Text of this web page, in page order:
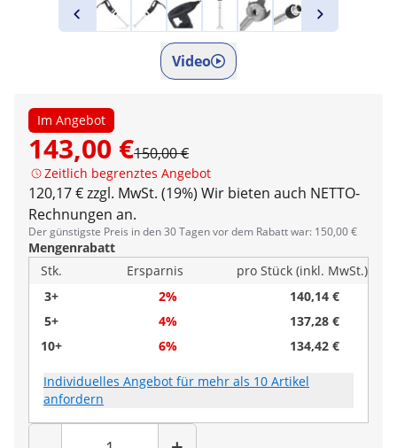
Video
Im Angebot
143,00 €150,00 €
Zeitlich begrenztes Angebot
120,17 € zzgl. MwSt. (19%) Wir bieten auch NETTO-
Rechnungen an.
Der günstigste Preis in den 30 Tagen vor dem Rabatt war: 150,00 €
Mengenrabatt
Stk.
Ersparnis
pro Stück (inkl. MwSt.)
3+
2%
140,14 €
5+
4%
137,28 €
10+
6% 134,42 €
Individuelles Angebot für mehr als 10 Artikel
anfordern
Menge